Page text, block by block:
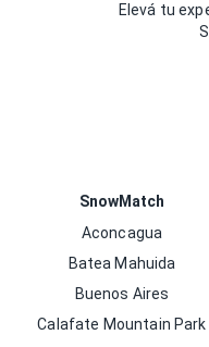
Elevá tu
SnowMatch
Aconcagua
Batea Mahuida
Buenos Aires
Calafate Mountain Park